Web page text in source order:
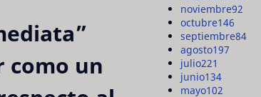
como un
noviembre92
octubre146
septiembre84
agosto197
julio221
junio134
mayo102